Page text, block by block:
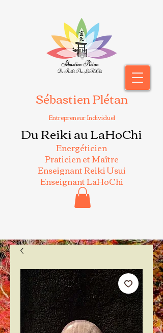
Sébastien Plétan
Entrepreneur Individuel
Du Reiki au LaHoChi
Energéticien
Praticien et Maître
Enseignant Reiki Usui
Enseignant LaHoChi